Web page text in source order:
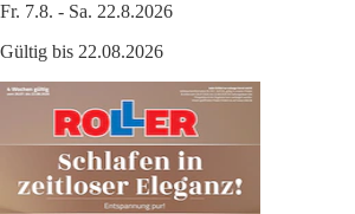
Fr. 7.8. - Sa. 22.8.2026
Gültig bis 22.08.2026